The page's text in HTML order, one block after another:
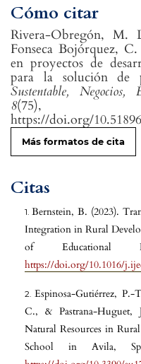
Cómo citar
Rivera-Obregón,
Fonseca Bojórquez,
en proyectos de
para la solución de
Sustentable,
8(75),
https://doi.org/
Más formatos de cita
Citas
Bernstein, B. (2023).
Integration in Rural
of Educational
https://doi.org/10.1016/
Espinosa-Gutiérrez,
C., & Pastrana-Huguet,
Natural Resources in
School in Avila,